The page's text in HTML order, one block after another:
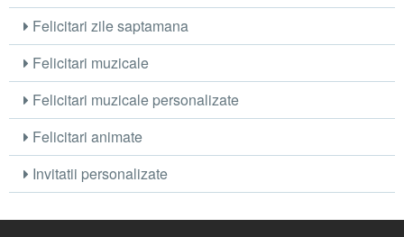
Felicitari zile saptamana
Felicitari muzicale
Felicitari muzicale personalizate
Felicitari animate
Invitatii personalizate